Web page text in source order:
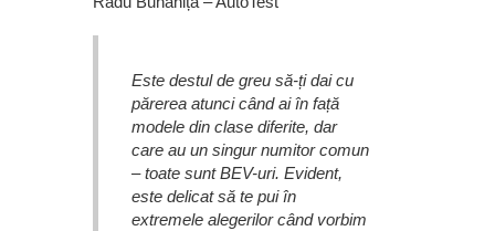
Este destul de greu să-ți dai cu
părerea atunci când ai în față
modele din clase diferite, dar
care au un singur numitor comun
– toate sunt BEV-uri. Evident,
este delicat să te pui în
extremele alegerilor când vorbim